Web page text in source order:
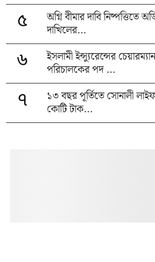
৫
অগ্নি বীমার দাবি নিষ্পত্তিতে
দাখিলের...
৬
ইসলামী ইন্স্যুরেন্সের
পরিচালকের পদ ...
৭
১৩ বছর পূর্তিতে সোনালী
কোটি টাক...